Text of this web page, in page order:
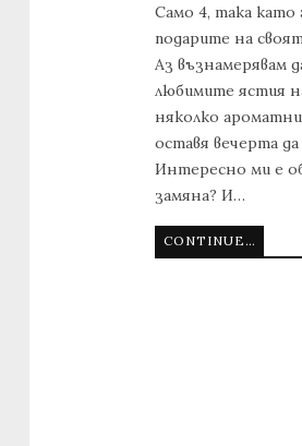
Само 4, така като
подарите на
Аз възнамерявам
любимите ястия
няколко
оставя вечерта
Интересно ми е
замяна? И…
CONTINUE READING